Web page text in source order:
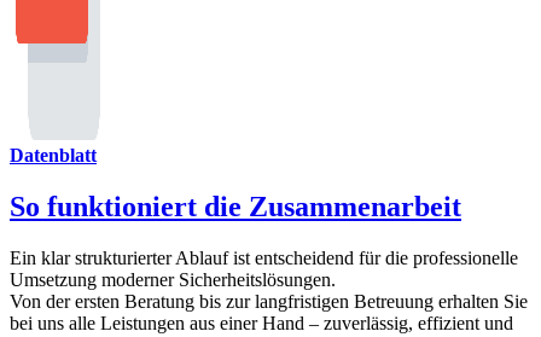
Datenblatt
So funktioniert die Zusammenarbeit
Ein klar strukturierter Ablauf ist entscheidend für die professionelle
Umsetzung moderner Sicherheitslösungen.
Von der ersten Beratung bis zur langfristigen Betreuung erhalten Sie
bei uns alle Leistungen aus einer Hand – zuverlässig, effizient und